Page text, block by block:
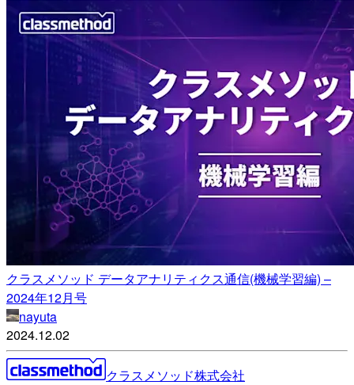
クラスメソッド データアナリティクス通信(機械学習編) –
2024年12月号
nayuta
2024.12.02
クラスメソッド株式会社